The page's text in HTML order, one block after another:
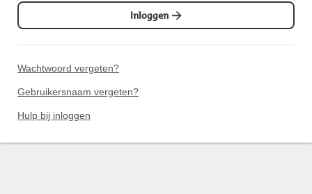
Inloggen
Wachtwoord vergeten?
Gebruikersnaam vergeten?
Hulp bij inloggen